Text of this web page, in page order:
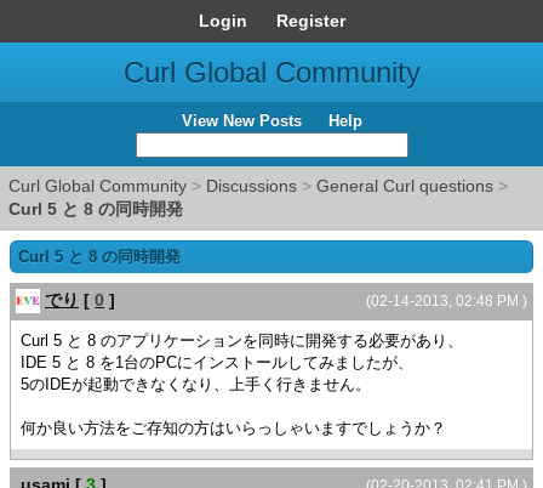
Login Register
Curl Global Community
View New Posts Help
Curl Global Community > Discussions > General Curl questions >
Curl 5 と 8 の同時開発
Curl 5 と 8 の同時開発
(02-14-2013, 02:48 PM )
でり [ 0 ]
Curl 5 と 8 のアプリケーションを同時に開発する必要があり、
IDE 5 と 8 を1台のPCにインストールしてみましたが、
5のIDEが起動できなくなり、上手く行きません。
何か良い方法をご存知の方はいらっしゃいますでしょうか？